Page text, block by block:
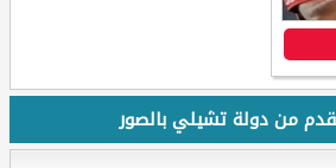
من دولة تشيلي بالصور